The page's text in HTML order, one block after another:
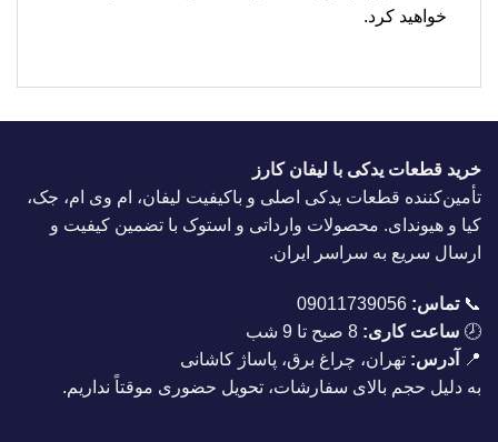
خواهید کرد.
خرید قطعات یدکی با لیفان کارز
تأمین‌کننده قطعات یدکی اصلی و باکیفیت لیفان، ام وی ام، جک،
کیا و هیوندای. محصولات وارداتی و استوک با تضمین کیفیت و
ارسال سریع به سراسر ایران.
📞تماس: 09011739056
🕗 ساعت کاری:
📍
آدرس: تهران، چراغ برق، پاساژ کاشانی
به دلیل حجم بالای سفارشات، تحویل حضوری موقتاً نداریم.